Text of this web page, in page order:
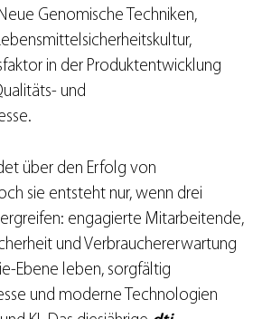
Genomische Techniken,
in der Produktentwicklung
und
über den Erfolg von
sie entsteht nur, wenn drei
engagierte Mitarbeitende,
und Verbrauchererwartung
Ebene leben, sorgfältig
und moderne Technologien